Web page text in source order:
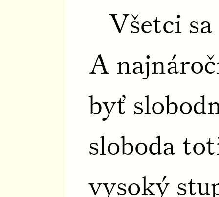
Všetci
A
byť
sloboda
vysoký